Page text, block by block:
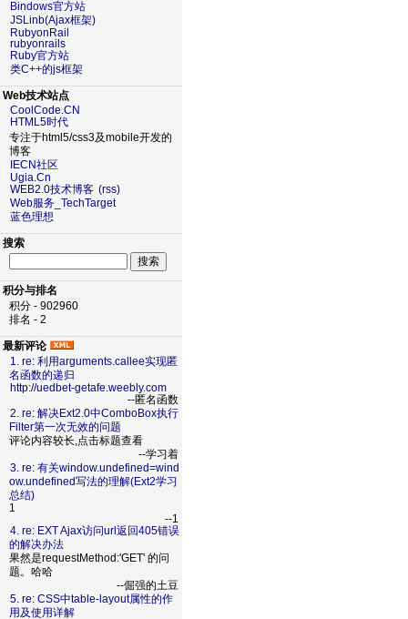
Bindows官方站
JSLinb(Ajax框架)
RubyonRail
rubyonrails
Ruby官方站
类C++的js框架
Web技术站点
CoolCode.CN
HTML5时代
专注于html5/css3及mobile开发的
博客
IECN社区
Ugia.Cn
WEB2.0技术博客 (rss)
Web服务_TechTarget
蓝色理想
搜索
积分与排名
积分 - 902960
排名 - 2
最新评论
1. re: 利用arguments.callee实现匿
名函数的递归
http://uedbet-getafe.weebly.com
--匿名函数
2. re: 解决Ext2.0中ComboBox执行
Filter第一次无效的问题
评论内容较长,点击标题查看
--学习着
3. re: 有关window.undefined=wind
ow.undefined写法的理解(Ext2学习
总结)
1
--1
4. re: EXT Ajax访问url返回405错误
的解决办法
果然是requestMethod:'GET' 的问
题。哈哈
--倔强的土豆
5. re: CSS中table-layout属性的作
用及使用详解